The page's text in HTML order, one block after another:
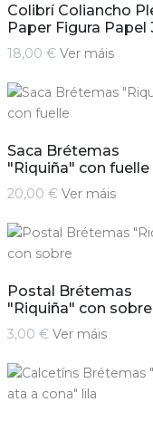
Colibrí Coliancho
Paper Figura Papel
18,00 € Ver máis
Saca Brétemas
"Riquiña" con fuelle
20,00 € Ver máis
Postal Brétemas
"Riquiña" con sobre
3,00 € Ver máis